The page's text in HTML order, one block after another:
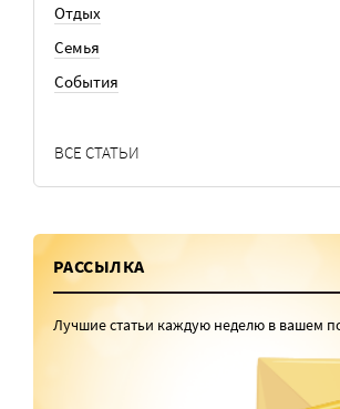
Отдых
Семья
События
ВСЕ СТАТЬИ
РАССЫЛКА
Лучшие статьи каждую неделю в вашем